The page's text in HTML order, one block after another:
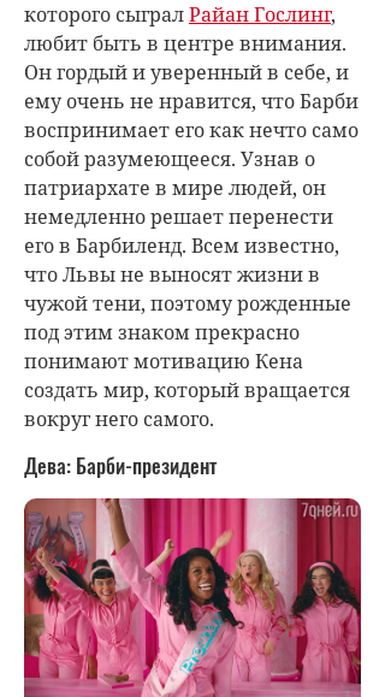
которого сыгралРайан Гослинг,
любит быть в центре внимания.
Он гордый и уверенный в себе, и
ему очень не нравится, что Барби
воспринимает его как нечто само
собой разумеющееся. Узнав о
патриархате в мире людей, он
немедленно решает перенести
его в Барбиленд. Всем известно,
что Львы не выносят жизни в
чужой тени, поэтому рожденные
под этим знаком прекрасно
понимают мотивацию Кена
создать мир, который вращается
вокруг него самого.
Дева: Барби-президент